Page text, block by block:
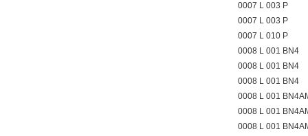
0007 L 003 P
0007 L 003 P
0007 L 010 P
0008 L 001 BN4
0008 L 001 BN4
0008 L 001 BN4
0008 L 001
0008 L 001
0008 L 001